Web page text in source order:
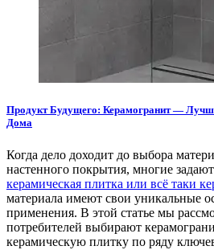
Продукт Будущего: Керамогранит —
Дома
Когда дело доходит до выбора
настенного покрытия, многие
керамическая плитка или всё таки
материала имеют свои уникальные
применения. В этой статье мы
потребителей выбирают
керамическую плитку по ряду